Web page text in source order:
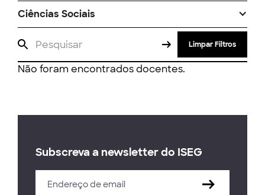
Ciências Sociais
Limpar Filtros
Não foram encontrados docentes.
Subscreva a newsletter do ISEG